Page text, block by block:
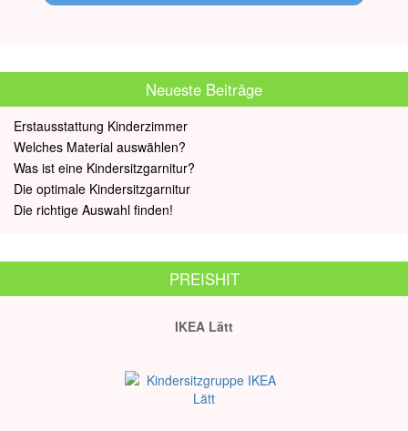
Neueste Beiträge
Erstausstattung Kinderzimmer
Welches Material auswählen?
Was ist eine Kindersitzgarnitur?
Die optimale Kindersitzgarnitur
Die richtige Auswahl finden!
PREISHIT
IKEA Lätt